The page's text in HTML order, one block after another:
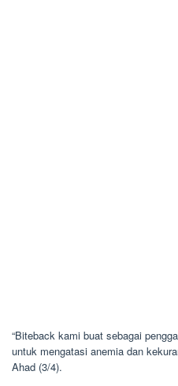
“Biteback kami buat sebagai
untuk mengatasi anemia dan
Ahad (3/4).